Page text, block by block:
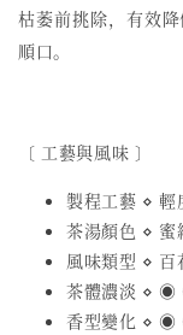
枯萎前挑除，有效
順口。
〔 工藝與風味 〕
製程工藝 ⋄ 輕
茶湯顏色 ⋄ 蜜
風味類型 ⋄ 百
茶體濃淡 ⋄
香型變化 ⋄